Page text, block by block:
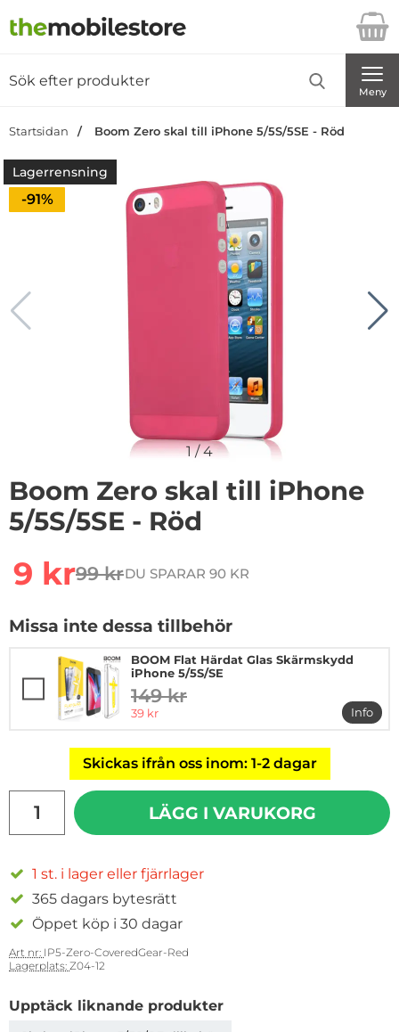
Startsidan för Danira Telecom AB
Meny
Startsidan Boom Zero skal till iPhone 5/5S/5SE - Röd
Lagerrensning
Priset är nedsatt med
-91%
1/4
Boom Zero skal till iPhone
5/5S/5SE - Röd
rea pris
9 krtidigare pris
99 krDU SPARAR 90 KR
Missa inte dessa tillbehör
BOOM Flat Härdat Glas Skärmskydd
iPhone 5/5S/SE
tidigare pris
149 kr
rea pris
39 kr
Info
mer
Skickas ifrån oss inom: 1-2 dagar
LÄGG I VARUKORG
1 st. i lager eller fjärrlager
365 dagars bytesrätt
Öppet köp i 30 dagar
Art nr: IP5-Zero-CoveredGear-Red
Lagerplats: Z04-12
Upptäck liknande produkter